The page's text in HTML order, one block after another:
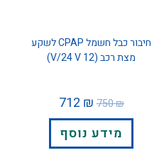
חיבור כבל חשמל CPAP לשקע
מצת רכב (12 V/24 V)
750₪
712 ₪
מידע נוסף